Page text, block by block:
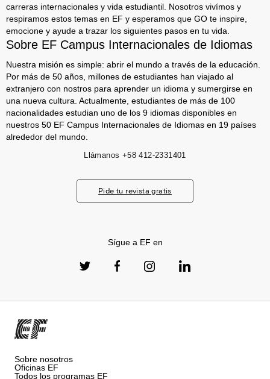
carreras internacionales y vida estudiantil. Nosotros vivímos y
respiramos estos temas en EF y esperamos que GO te inspire,
emocione y ayude a trazar los siguientes pasos en tu vida.
Sobre EF Campus Internacionales de Idiomas
Nuestra misión es simple: abrir el mundo a través de la educación.
Por más de 50 años, millones de estudiantes han viajado al
extranjero con nostros para aprender un idioma y sumergirse en
una nueva cultura. Actualmente, estudiantes de más de 100
nacionalidades estudian uno de los 9 idiomas disponibles en
nuestros 50 EF Campus Internacionales de Idiomas en 19 países
alrededor del mundo.
Llámanos +58 412-2331401
Pide tu revista gratis
Sígue a EF en
Sobre nosotros
Oficinas EF
Todos los programas EF